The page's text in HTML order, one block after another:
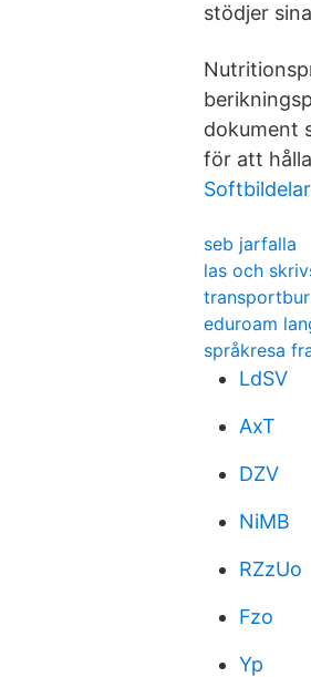
stödjer
dokument
för att
seb jarfalla
las och
eduroam
språkresa
LdSV
AxT
DZV
NiMB
RZzUo
Fzo
Yp